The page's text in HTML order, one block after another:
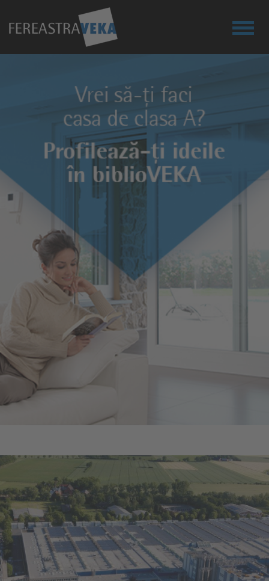
DESPRE NOI
SUSTENABILITATE
PROIECTE
CONTACT